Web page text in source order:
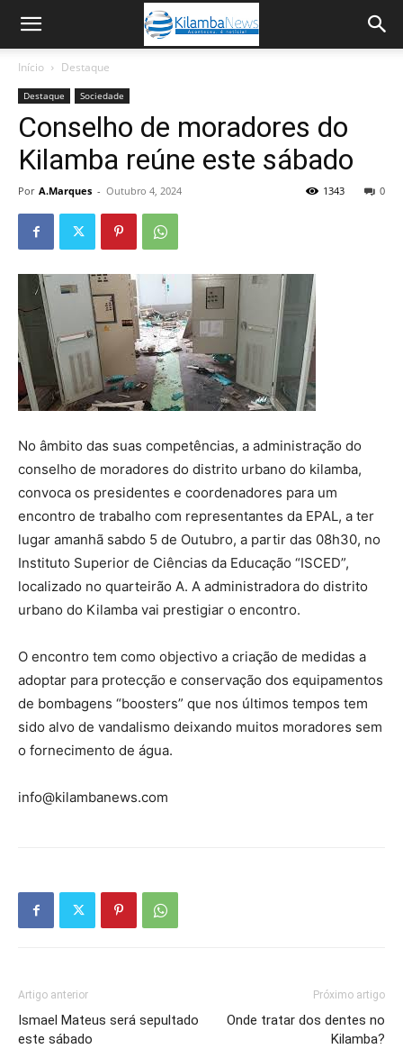
Início Destaque
Destaque Sociedade
Conselho de moradores do
Kilamba reúne este sábado
Por A.Marques - Outubro 4, 2024 0
1343
No âmbito das suas competências, a administração do
conselho de moradores do distrito urbano do kilamba,
convoca os presidentes e coordenadores para um
encontro de trabalho com representantes da EPAL, a ter
lugar amanhã sabdo 5 de Outubro, a partir das 08h30, no
Instituto Superior de Ciências da Educação “ISCED”,
localizado no quarteirão A. A administradora do distrito
urbano do Kilamba vai prestigiar o encontro.
O encontro tem como objectivo a criação de medidas a
adoptar para protecção e conservação dos equipamentos
de bombagens “boosters” que nos últimos tempos tem
sido alvo de vandalismo deixando muitos moradores sem
o fornecimento de água.
info@kilambanews.com
Artigo anterior
Ismael Mateus será sepultado
este sábado
Próximo artigo
Onde tratar dos dentes no
Kilamba?